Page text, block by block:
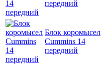
передний
Блок коромысел
Cummins 14
передний